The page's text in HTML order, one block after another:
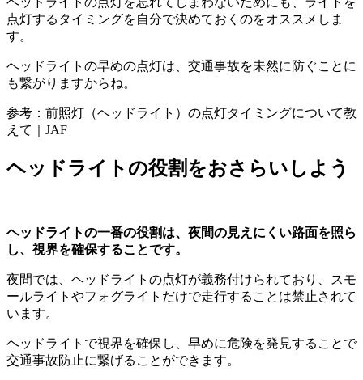
点灯するタイミングを自分で決めておくのをオススメしま
す。
ヘッドライトの早めの点灯は、交通事故を未然に防ぐことに
も繋がりますからね。
参考：前照灯（ヘッドライト）の点灯タイミングについて教
えて｜JAF
ヘッドライトの役割をおさらいしよう
ヘッドライトの一番の役割は、夜間の見えにくい路面を照ら
し、視界を確保することです。
夜間では、ヘッドライトの点灯が義務付けられており、スモ
ールライトやフォグライトだけで走行することは禁止されて
います。
ヘッドライトで視界を確保し、早めに危険を発見することで
交通事故防止に繋げることができます。